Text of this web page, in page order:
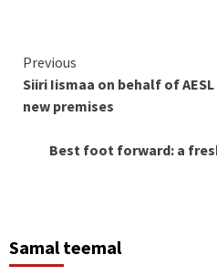
Continue
Reading
Previous
Siiri Iismaa on behalf of
new premises
Best foot forward: a
Samal teemal